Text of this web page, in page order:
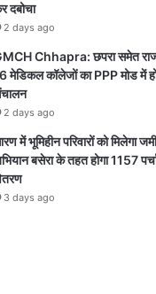
दबोचा
2 days ago
Chhapra: छपरा समेत
मेडिकल कॉलेजों का PPP मोड में
2 days ago
में भूमिहीन परिवारों को मिलेगा
बसेरा के तहत होगा 1157
3 days ago